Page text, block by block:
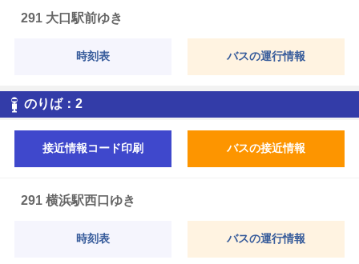
291 大口駅前ゆき
時刻表 バスの運行情報
のりば： 2
接近情報コード印刷 バスの接近情報
291 横浜駅西口ゆき
時刻表 バスの運行情報